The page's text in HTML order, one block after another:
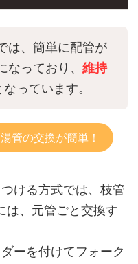
は、簡単に配管が
なっており、 維持
なっています。
管の交換が簡単！
ける方式では、枝管
は、元管ごと交換す
ーを付けてフォーク